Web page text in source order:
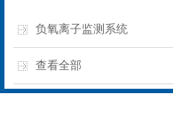
负氧离子监测系统
查看全部